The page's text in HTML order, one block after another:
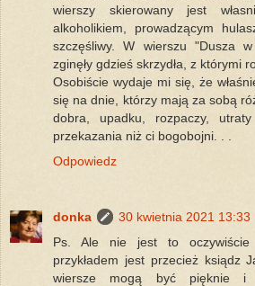
wierszy skierowany jest
alkoholikiem, prowadzącym
szczęśliwy. W wierszu "Dusza
zginęły gdzieś skrzydła, z którymi
Osobiście wydaje mi się, że
się na dnie, którzy mają za sobą
dobra, upadku, rozpaczy,
przekazania niż ci bogobojni. . .
Odpowiedz
donka
30 kwietnia 2021 13:33
Ps. Ale nie jest to oczywiście
przykładem jest przecież ksiądz
wiersze mogą być pięknie i